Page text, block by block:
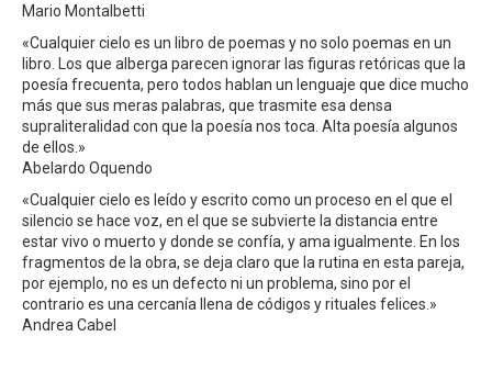
Mario Montalbetti
«Cualquier cielo es un libro de poemas y no solo poemas en un
libro. Los que alberga parecen ignorar las figuras retóricas que la
poesía frecuenta, pero todos hablan un lenguaje que dice mucho
más que sus meras palabras, que trasmite esa densa
supraliteralidad con que la poesía nos toca. Alta poesía algunos
de ellos.»
Abelardo Oquendo
«Cualquier cielo es leído y escrito como un proceso en el que el
silencio se hace voz, en el que se subvierte la distancia entre
estar vivo o muerto y donde se confía, y ama igualmente. En los
fragmentos de la obra, se deja claro que la rutina en esta pareja,
por ejemplo, no es un defecto ni un problema, sino por el
contrario es una cercanía llena de códigos y rituales felices.»
Andrea Cabel